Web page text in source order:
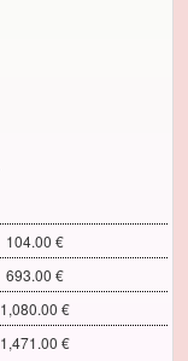
104.00 €
693.00 €
1,080.00 €
1,471.00 €